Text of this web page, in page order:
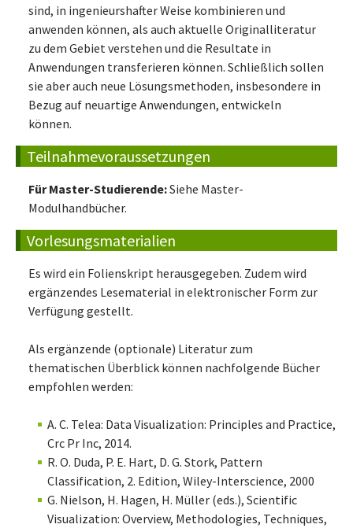
sind, in ingenieurshafter Weise kombinieren und
anwenden können, als auch aktuelle Originalliteratur
zu dem Gebiet verstehen und die Resultate in
Anwendungen transferieren können. Schließlich sollen
sie aber auch neue Lösungsmethoden, insbesondere in
Bezug auf neuartige Anwendungen, entwickeln
können.
Teilnahmevoraussetzungen
Für Master-Studierende:Siehe Master-
Modulhandbücher.
Vorlesungsmaterialien
Es wird ein Folienskript herausgegeben. Zudem wird
ergänzendes Lesematerial in elektronischer Form zur
Verfügung gestellt.
Als ergänzende (optionale) Literatur zum
thematischen Überblick können nachfolgende Bücher
empfohlen werden:
A. C. Telea: Data Visualization: Principles and Practice,
Crc Pr Inc, 2014.
R. O. Duda, P. E. Hart, D. G. Stork, Pattern
Classification, 2. Edition, Wiley-Interscience, 2000
G. Nielson, H. Hagen, H. Müller (eds.), Scientific
Visualization: Overview, Methodologies, Techniques,